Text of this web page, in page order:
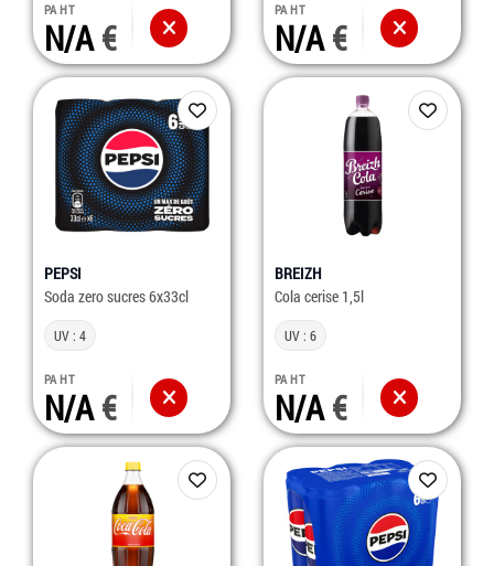
PA HT
N/A
PA HT
N/A
PEPSI
Soda zero sucres 6x33cl
UV : 4
PA HT
N/A
BREIZH
Cola cerise 1,5l
UV : 6
PA HT
N/A